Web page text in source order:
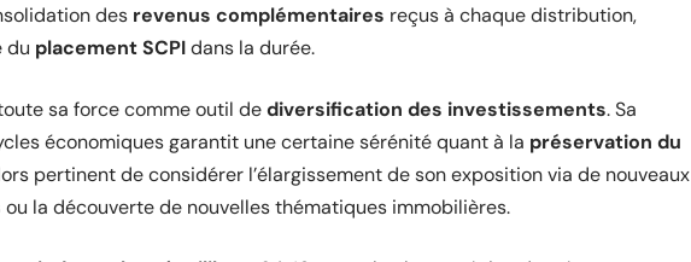
des revenus complémentaires reçus à chaque distribution,
du placement SCPIdans la durée.
sa force comme outil dediversification des investissements. Sa
économiques garantit une certaine sérénité quant à la préservation du
pertinent de considérer l’élargissement de son exposition via de nouveaux
ou la découverte de nouvelles thématiques immobilières.